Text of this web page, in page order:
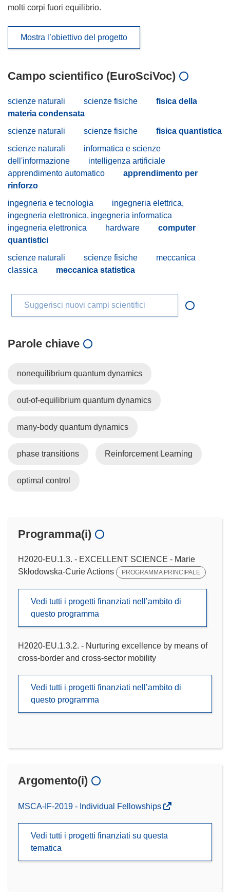
molti corpi fuori equilibrio.
Mostra l’obiettivo del progetto
Campo scientifico (EuroSciVoc)
scienze naturali scienze fisiche
fisica della
materia condensata
scienze naturali
scienze fisiche
fisica quantistica
scienze naturali
informatica e scienze
dell'informazione
intelligenza artificiale
apprendimento automatico
apprendimento per
rinforzo
ingegneria e tecnologia
ingegneria elettrica,
ingegneria elettronica, ingegneria informatica
ingegneria elettronica
hardware
computer
quantistici
scienze naturali
scienze fisiche
meccanica
classica
meccanica statistica
Suggerisci nuovi campi scientifici
Parole chiave
nonequilibrium quantum dynamics
out-of-equilibrium quantum dynamics
many-body quantum dynamics
phase transitions Reinforcement Learning
optimal control
Programma(i)
H2020-EU.1.3. - EXCELLENT SCIENCE - Marie
Skłodowska-Curie Actions
PROGRAMMA PRINCIPALE
Vedi tutti i progetti finanziati nell’ambito di
questo programma
H2020-EU.1.3.2. - Nurturing excellence by means of
cross-border and cross-sector mobility
Vedi tutti i progetti finanziati nell’ambito di
questo programma
Argomento(i)
MSCA-IF-2019 - Individual Fellowships
Vedi tutti i progetti finanziati su questa
tematica